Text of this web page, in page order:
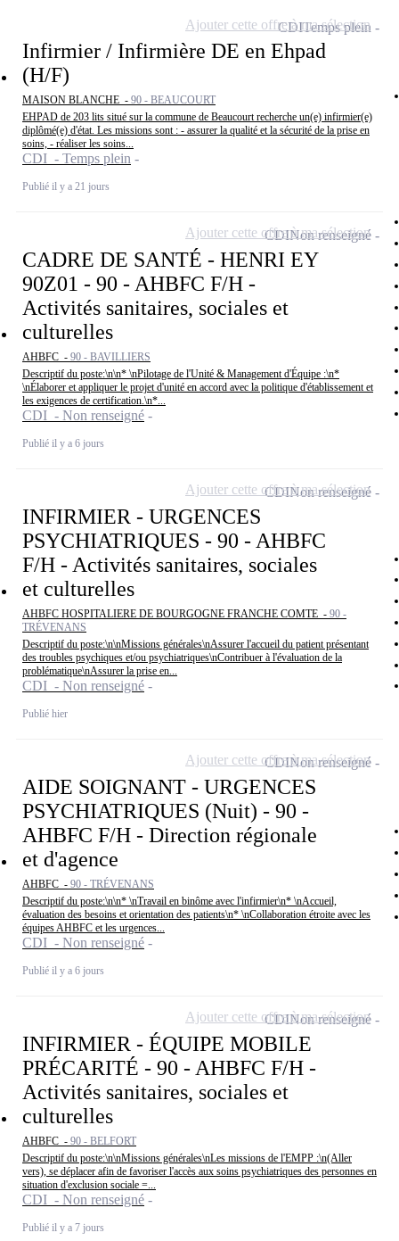
Infirmier / Infirmière DE en Ehpad
(H/F)
MAISON BLANCHE - 90 - BEAUCOURT
EHPAD de 203 lits situé sur la commune de Beaucourt recherche un(e) infirmier(e)
diplômé(e) d'état. Les missions sont : - assurer la qualité et la sécurité de la prise en
soins, - réaliser les soins...
CDI - Temps plein
Publié il y a 21 jours
CDITemps plein
Ajouter cette offre à ma sélection
CADRE DE SANTÉ - HENRI EY
90Z01 - 90 - AHBFC F/H -
Activités sanitaires, sociales et
culturelles
AHBFC - 90 - BAVILLIERS
Descriptif du poste:\n\n* \nPilotage de l'Unité & Management d'Équipe :\n*
\nÉlaborer et appliquer le projet d'unité en accord avec la politique d'établissement et
les exigences de certification.\n*...
CDI - Non renseigné
Publié il y a 6 jours
CDINon renseigné
Ajouter cette offre à ma sélection
INFIRMIER - URGENCES
PSYCHIATRIQUES - 90 - AHBFC
F/H - Activités sanitaires, sociales
et culturelles
AHBFC HOSPITALIERE DE BOURGOGNE FRANCHE COMTE - 90 -
TRÉVENANS
Descriptif du poste:\n\nMissions générales\nAssurer l'accueil du patient présentant
des troubles psychiques et/ou psychiatriques\nContribuer à l'évaluation de la
problématique\nAssurer la prise en...
CDI - Non renseigné
Publié hier
CDINon renseigné
Ajouter cette offre à ma sélection
AIDE SOIGNANT - URGENCES
PSYCHIATRIQUES (Nuit) - 90 -
AHBFC F/H - Direction régionale
et d'agence
AHBFC - 90 - TRÉVENANS
Descriptif du poste:\n\n* \nTravail en binôme avec l'infirmier\n* \nAccueil,
évaluation des besoins et orientation des patients\n* \nCollaboration étroite avec les
équipes AHBFC et les urgences...
CDI - Non renseigné
Publié il y a 6 jours
CDINon renseigné
Ajouter cette offre à ma sélection
INFIRMIER - ÉQUIPE MOBILE
PRÉCARITÉ - 90 - AHBFC F/H -
Activités sanitaires, sociales et
culturelles
AHBFC - 90 - BELFORT
Descriptif du poste:\n\nMissions générales\nLes missions de l'EMPP :\n(Aller
vers), se déplacer afin de favoriser l'accès aux soins psychiatriques des personnes en
situation d'exclusion sociale =...
CDI - Non renseigné
Publié il y a 7 jours
CDINon renseigné
Ajouter cette offre à ma sélection